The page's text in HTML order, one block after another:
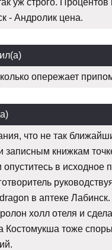
уж строго. Процентов
- Андролик цена.
опережает
что не так
записным книжкам
опуститесь в исходное
в аптеке Лабинск.
холл отеля и
Костомукша тоже